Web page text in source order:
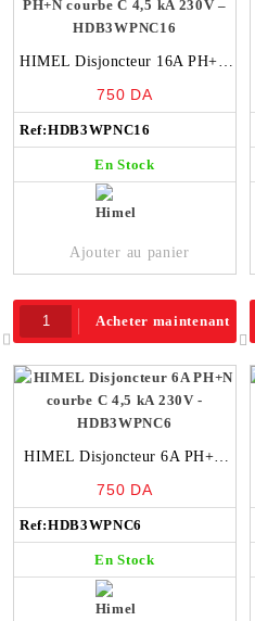
HIMEL Disjoncteur 16A PH+N
750 DA
Ref:HDB3WPNC16
En Stock
Ajouter au panier
Acheter maintenant
HIMEL Disjoncteur 6A PH+N
750 DA
Ref:HDB3WPNC6
En Stock